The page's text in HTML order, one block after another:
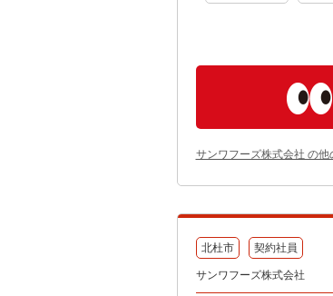
サンワフーズ株式会社 の他
北杜市 契約社員
サンワフーズ株式会社